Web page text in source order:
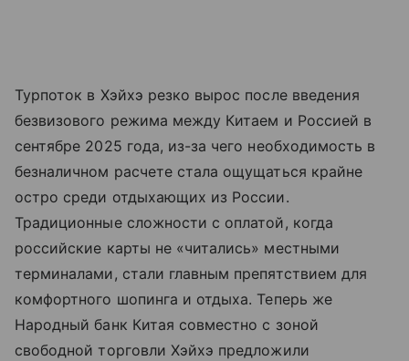
Турпоток в Хэйхэ резко вырос после введения
безвизового режима между Китаем и Россией в
сентябре 2025 года, из-за чего необходимость в
безналичном расчете стала ощущаться крайне
остро среди отдыхающих из России.
Традиционные сложности с оплатой, когда
российские карты не «читались» местными
терминалами, стали главным препятствием для
комфортного шопинга и отдыха. Теперь же
Народный банк Китая совместно с зоной
свободной торговли Хэйхэ предложили